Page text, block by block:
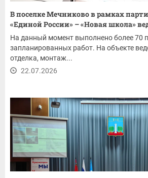
В поселке Мечниково в рамках
«Единой России» – «Новая школа»
На данный момент выполнено более 70
запланированных работ. На объекте
отделка, монтаж...
22.07.2026